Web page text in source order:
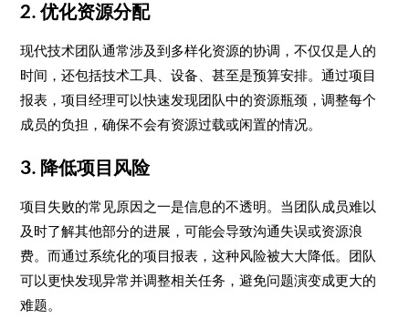
2. 优化资源分配
现代技术团队通常涉及到多样化资源的协调，不仅仅是人的
时间，还包括技术工具、设备、甚至是预算安排。通过项目
报表，项目经理可以快速发现团队中的资源瓶颈，调整每个
成员的负担，确保不会有资源过载或闲置的情况。
3. 降低项目风险
项目失败的常见原因之一是信息的不透明。当团队成员难以
及时了解其他部分的进展，可能会导致沟通失误或资源浪
费。而通过系统化的项目报表，这种风险被大大降低。团队
可以更快发现异常并调整相关任务，避免问题演变成更大的
难题。